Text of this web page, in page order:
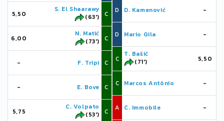
5,50
S. El Shaarawy
(63')
C
6,00
N. Matić
(73')
C
- F. Tripi C
- E. Bove C
5,75
C. Volpato
(53')
C
D D. Kamenović -
D Mario Gila -
C
T. Bašić
(71')
5,50
C Marcos Antônio -
A C. Immobile -